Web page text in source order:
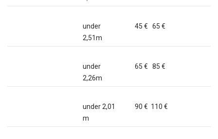
under
2,51m
45 € 65 €
under
2,26m
65 € 85 €
under 2,01
m
90 € 110 €